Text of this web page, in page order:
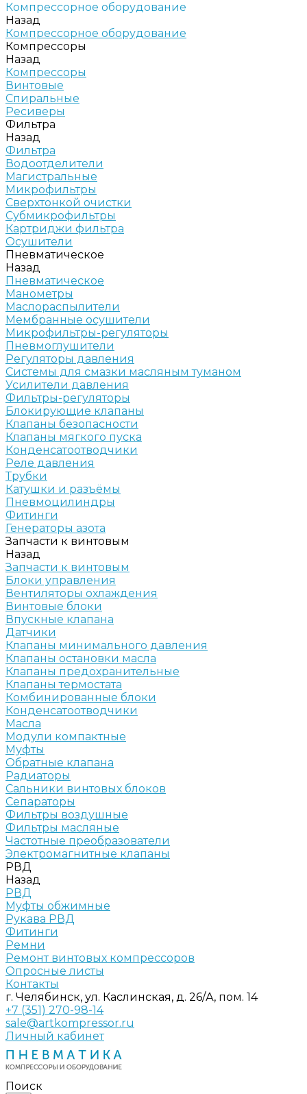
Компрессорное оборудование
Назад
Компрессорное оборудование
Компрессоры
Назад
Компрессоры
Винтовые
Спиральные
Ресиверы
Фильтра
Назад
Фильтра
Водоотделители
Магистральные
Микрофильтры
Сверхтонкой очистки
Субмикрофильтры
Картриджи фильтра
Осушители
Пневматическое
Назад
Пневматическое
Манометры
Маслораспылители
Мембранные осушители
Микрофильтры-регуляторы
Пневмоглушители
Регуляторы давления
Системы для смазки масляным туманом
Усилители давления
Фильтры-регуляторы
Блокирующие клапаны
Клапаны безопасности
Клапаны мягкого пуска
Конденсатоотводчики
Реле давления
Трубки
Катушки и разъёмы
Пневмоцилиндры
Фитинги
Генераторы азота
Запчасти к винтовым
Назад
Запчасти к винтовым
Блоки управления
Вентиляторы охлаждения
Винтовые блоки
Впускные клапана
Датчики
Клапаны минимального давления
Клапаны остановки масла
Клапаны предохранительные
Клапаны термостата
Комбинированные блоки
Конденсатоотводчики
Масла
Модули компактные
Муфты
Обратные клапана
Радиаторы
Сальники винтовых блоков
Сепараторы
Фильтры воздушные
Фильтры масляные
Частотные преобразователи
Электромагнитные клапаны
РВД
Назад
РВД
Муфты обжимные
Рукава РВД
Фитинги
Ремни
Ремонт винтовых компрессоров
Опросные листы
Контакты
г. Челябинск, ул. Каслинская, д. 26/А, пом. 14
+7 (351) 270-98-14
sale@artkompressor.ru
Личный кабинет
Поиск